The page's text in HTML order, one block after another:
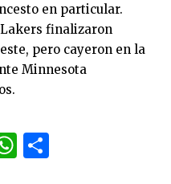
en particular.
finalizaron
pero cayeron en la
Minnesota
WhatsApp